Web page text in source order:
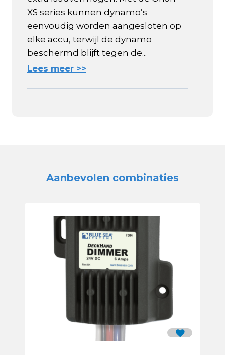
XS series kunnen dynamo’s
eenvoudig worden aangesloten op
elke accu, terwijl de dynamo
beschermd blijft tegen de...
Lees meer >>
Aanbevolen combinaties